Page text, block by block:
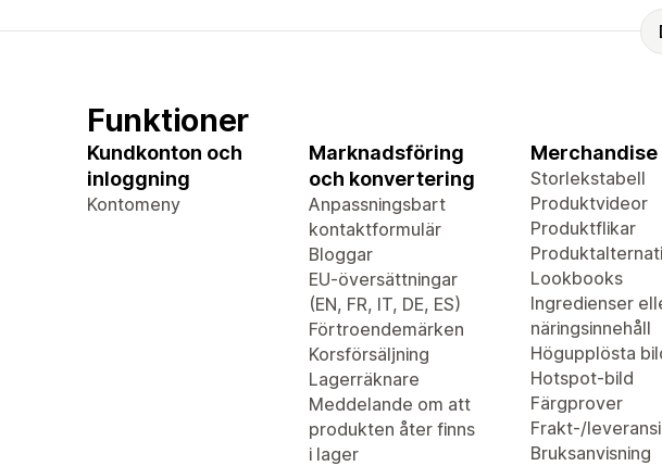
Funktioner
Kundkonton och
inloggning
Kontomeny
Marknadsföring
och konvertering
Anpassningsbart
kontaktformulär
Bloggar
EU-översättningar
(EN, FR, IT, DE, ES)
Förtroendemärken
Korsförsäljning
Lagerräknare
Meddelande om att
produkten åter finns
i lager
Merchandise
Storlekstabell
Produktvideor
Produktflikar
Lookbooks
Ingredienser
näringsinnehåll
Högupplösta
Hotspot-bild
Färgprover
Frakt-/
Bruksanvisning